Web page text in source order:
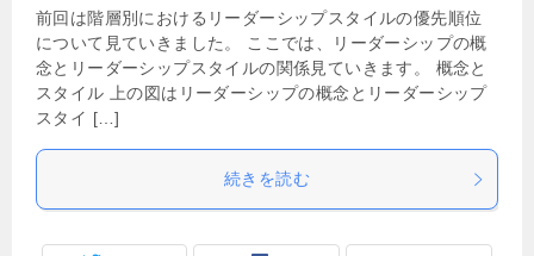
前回は階層別におけるリーダーシップスタイルの優先順位
について見ていきました。 ここでは、リーダーシップの概
念とリーダーシップスタイルの関係見ていきます。 概念と
スタイル 上の図はリーダーシップの概念とリーダーシップ
スタイ […]
続きを読む